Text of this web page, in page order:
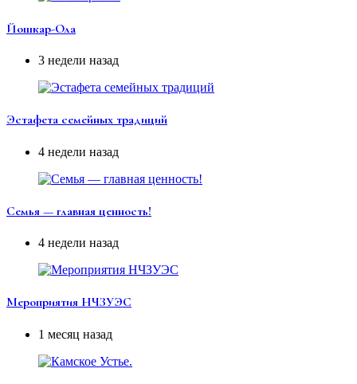
Йошкар-Ола
3 недели назад
Эстафета семейных традиций
4 недели назад
Семья — главная ценность!
4 недели назад
Мероприятия НЧЗУЭС
1 месяц назад